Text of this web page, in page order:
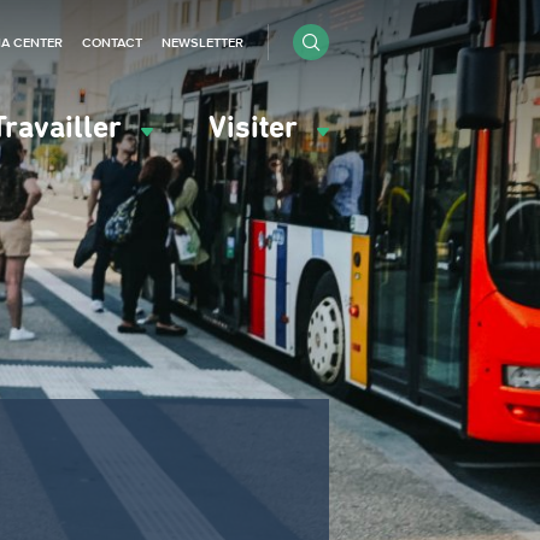
Visiter
CENTER CONTACT NEWSLETTER